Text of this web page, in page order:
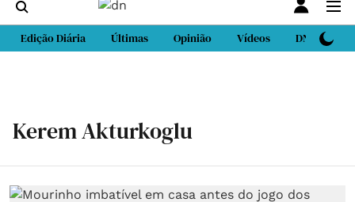
Edição Diária Últimas Opinião Vídeos DN Sport
Kerem Akturkoglu